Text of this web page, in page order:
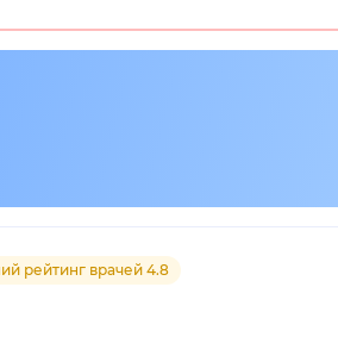
рейтинг врачей 4.8